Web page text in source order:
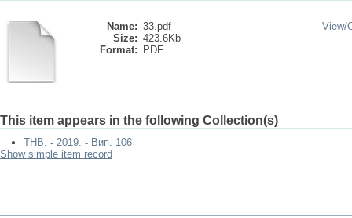
Name: 33.pdf
Size: 423.6Kb
Format:
PDF
View/
This item appears in the following Collection(s)
ТНВ. - 2019. - Вип. 106
Show simple item record